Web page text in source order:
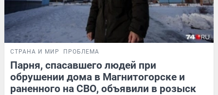
СТРАНА И МИР ПРОБЛЕМА
Парня, спасавшего людей при
обрушении дома в Магнитогорске и
раненного на СВО, объявили в розыск